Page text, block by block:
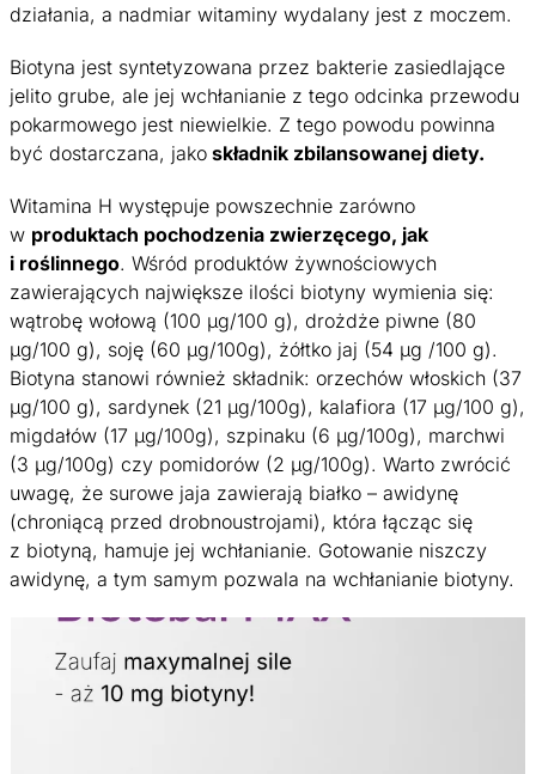
działania, a nadmiar witaminy wydalany jest z moczem.
Biotyna jest syntetyzowana przez bakterie zasiedlające
jelito grube, ale jej wchłanianie z tego odcinka przewodu
pokarmowego jest niewielkie. Z tego powodu powinna
być dostarczana, jako składnik zbilansowanej diety.
Witamina H występuje powszechnie zarówno
w produktach pochodzenia zwierzęcego, jak
i roślinnego. Wśród produktów żywnościowych
zawierających największe ilości biotyny wymienia się:
wątrobę wołową (100 µg/100 g), drożdże piwne (80
µg/100 g), soję (60 µg/100g), żółtko jaj (54 µg /100 g).
Biotyna stanowi również składnik: orzechów włoskich (37
µg/100 g), sardynek (21 µg/100g), kalafiora (17 µg/100 g),
migdałów (17 µg/100g), szpinaku (6 µg/100g), marchwi
(3 µg/100g) czy pomidorów (2 µg/100g). Warto zwrócić
uwagę, że surowe jaja zawierają białko – awidynę
(chroniącą przed drobnoustrojami), która łącząc się
z biotyną, hamuje jej wchłanianie. Gotowanie niszczy
awidynę, a tym samym pozwala na wchłanianie biotyny.